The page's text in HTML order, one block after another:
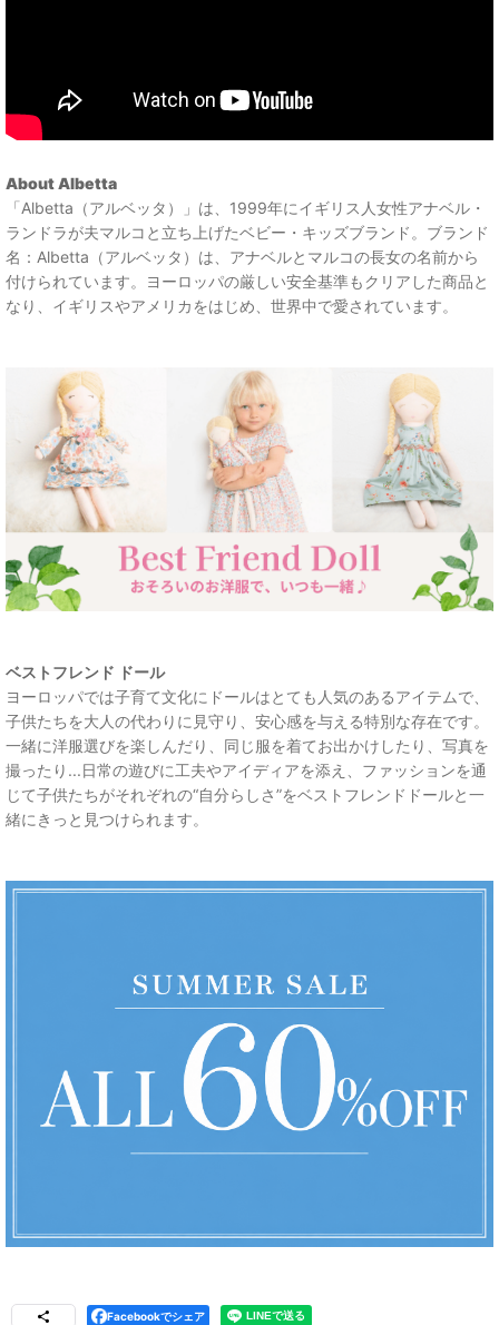
About Albetta
「Albetta（アルベッタ）」は、1999年にイギリス人女性アナベル・
ランドラが夫マルコと立ち上げたベビー・キッズブランド。ブランド
名：Albetta（アルベッタ）は、アナベルとマルコの長女の名前から
付けられています。ヨーロッパの厳しい安全基準もクリアした商品と
なり、イギリスやアメリカをはじめ、世界中で愛されています。
ベストフレンド ドール
ヨーロッパでは子育て文化にドールはとても人気のあるアイテムで、
子供たちを大人の代わりに見守り、安心感を与える特別な存在です。
一緒に洋服選びを楽しんだり、同じ服を着てお出かけしたり、写真を
撮ったり...日常の遊びに工夫やアイディアを添え、ファッションを通
じて子供たちがそれぞれの“自分らしさ”をベストフレンドドールと一
緒にきっと見つけられます。
Facebookでシェア